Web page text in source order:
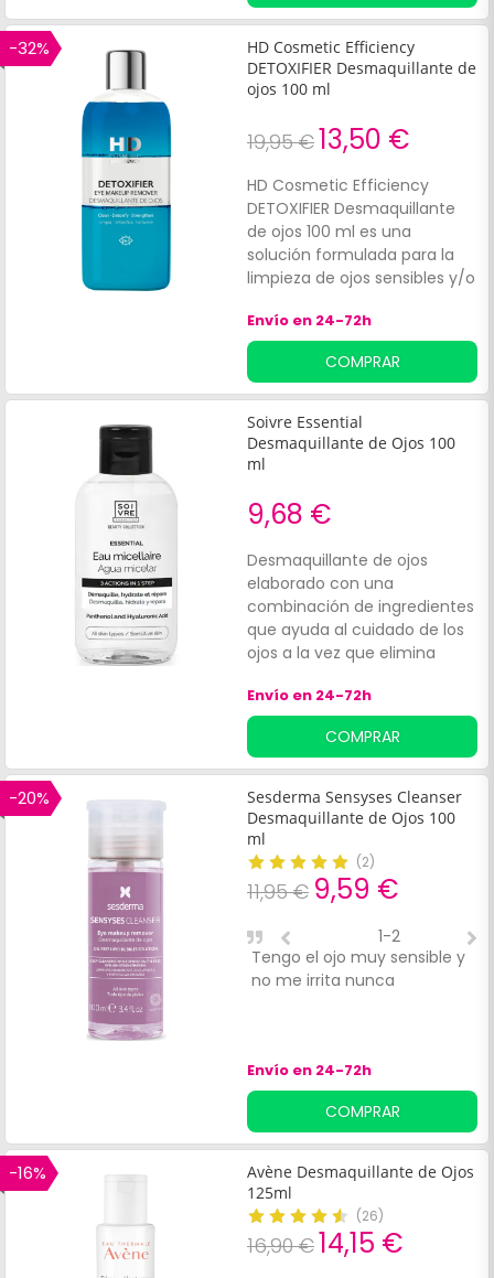
-32%
HD Cosmetic Efficiency
DETOXIFIER Desmaquillante de
ojos 100 ml
19,95 €13,50 €
HD Cosmetic Efficiency
DETOXIFIER Desmaquillante
de ojos 100 ml es una
solución formulada para la
limpieza de ojos sensibles y/o
y desmaquilla incluso el
maquillaje waterproof,
favorece el crecimiento de
las pestañas y las fortalece.
Envío en 24-72h
COMPRAR
Soivre Essential
Desmaquillante de Ojos 100
ml
9,68 €
Desmaquillante de ojos
elaborado con una
combinación de ingredientes
que ayuda al cuidado de los
ojos a la vez que elimina
maquillaje. Su composición,
con un 98% de ingredientes
de origen natural, no deja
sensación grasa ni pica en los
ojos, cuida las pestañas y
ayuda a reparar la delicada
piel de los párpados.
Envío en 24-72h
COMPRAR
-20%
Sesderma Sensyses Cleanser
Desmaquillante de Ojos 100
ml
(2)
11,95 € 9,59 €
Tengo el ojo muy sensible y
no me irrita nunca
1-2
Envío en 24-72h
COMPRAR
-16%
Avène Desmaquillante de Ojos
125ml
(26)
16,90 €14,15 €